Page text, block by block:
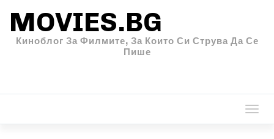
MOVIES.BG
Киноблог За Филмите, За Които Си Струва Да Се
Пише